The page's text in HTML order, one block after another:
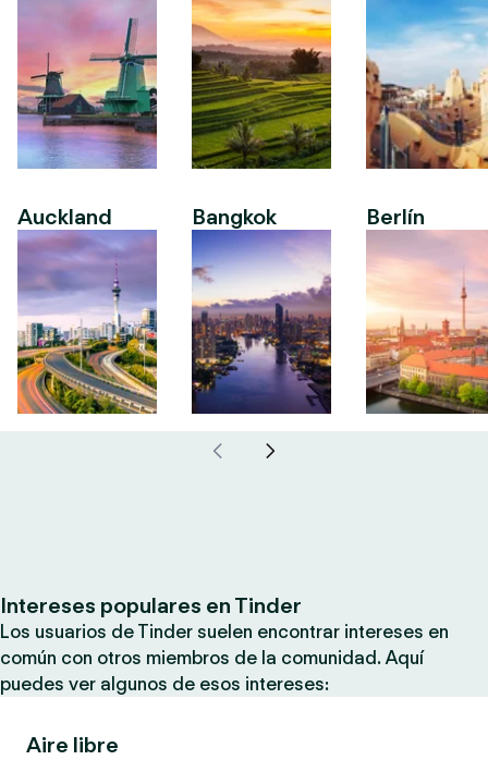
Auckland Bangkok Berlín
Intereses populares en Tinder
Los usuarios de Tinder suelen encontrar intereses en
común con otros miembros de la comunidad. Aquí
puedes ver algunos de esos intereses:
Aire libre